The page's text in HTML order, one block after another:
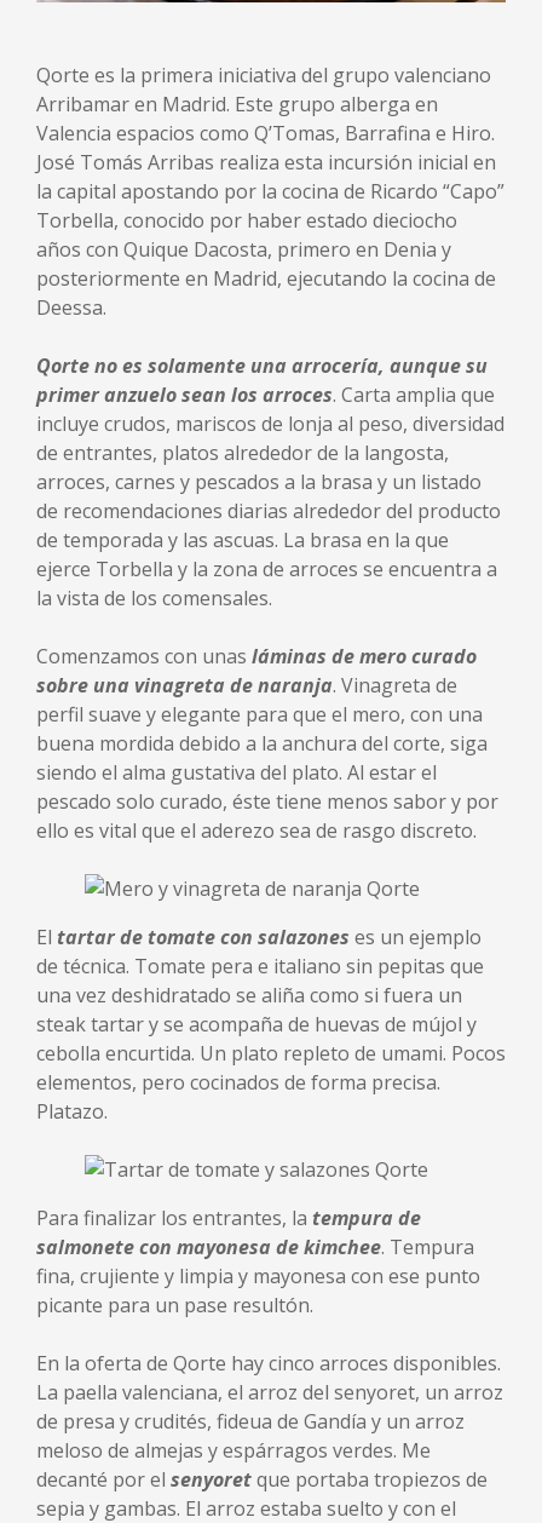
Qorte es la primera iniciativa del grupo valenciano
Arribamar en Madrid. Este grupo alberga en
Valencia espacios como Q’Tomas, Barrafina e Hiro.
José Tomás Arribas realiza esta incursión inicial en
la capital apostando por la cocina de Ricardo “Capo”
Torbella, conocido por haber estado dieciocho
años con Quique Dacosta, primero en Denia y
posteriormente en Madrid, ejecutando la cocina de
Deessa.
Qorte no es solamente una arrocería, aunque su
primer anzuelo sean los arroces. Carta amplia que
incluye crudos, mariscos de lonja al peso, diversidad
de entrantes, platos alrededor de la langosta,
arroces, carnes y pescados a la brasa y un listado
de recomendaciones diarias alrededor del producto
de temporada y las ascuas. La brasa en la que
ejerce Torbella y la zona de arroces se encuentra a
la vista de los comensales.
Comenzamos con unas láminas de mero curado
sobre una vinagreta de naranja. Vinagreta de
perfil suave y elegante para que el mero, con una
buena mordida debido a la anchura del corte, siga
siendo el alma gustativa del plato. Al estar el
pescado solo curado, éste tiene menos sabor y por
ello es vital que el aderezo sea de rasgo discreto.
El tartar de tomate con salazones es un ejemplo
de técnica. Tomate pera e italiano sin pepitas que
una vez deshidratado se aliña como si fuera un
steak tartar y se acompaña de huevas de mújol y
cebolla encurtida. Un plato repleto de umami. Pocos
elementos, pero cocinados de forma precisa.
Platazo.
Para finalizar los entrantes, la tempura de
salmonete con mayonesa de kimchee. Tempura
fina, crujiente y limpia y mayonesa con ese punto
picante para un pase resultón.
En la oferta de Qorte hay cinco arroces disponibles.
La paella valenciana, el arroz del senyoret, un arroz
de presa y crudités, fideua de Gandía y un arroz
meloso de almejas y espárragos verdes. Me
decanté por el senyoretque portaba tropiezos de
sepia y gambas. El arroz estaba suelto y con el